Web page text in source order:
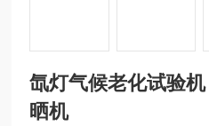
氙灯气候老化试验
晒机